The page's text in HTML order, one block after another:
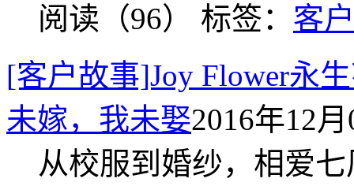
阅读（96） 标签： 客
[客户故事]Joy Flower永
未嫁，我未娶2016年12
从校服到婚纱，相爱